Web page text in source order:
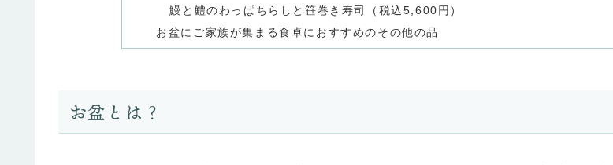
鰻と鱧のわっぱちらしと笹巻き寿司（税込5,600円）
お盆にご家族が集まる食卓におすすめのその他の品
お盆とは？